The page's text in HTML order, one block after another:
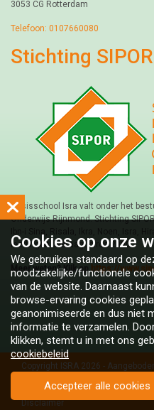
3053 CG Rotterdam
Telefoon: 0107660080
Stichting SIPOR
Basisschool Isra valt onder het
Onderwijs Rijnmond. Stichting
leerlingen bedraagt circa 2900.
Meer weten? Kijk ophttps://
Copyright ISRA 2026 -
Algemene voorwaarden
Disclaimer
Cookies op onze
We gebruiken standaard op
noodzakelijke/functionele
van de website. Daarnaast
browse-ervaring cookies
geanonimiseerde en dus niet
informatie te verzamelen.
klikken, stemt u in met ons
cookiebeleid
Accepteer alle cookies